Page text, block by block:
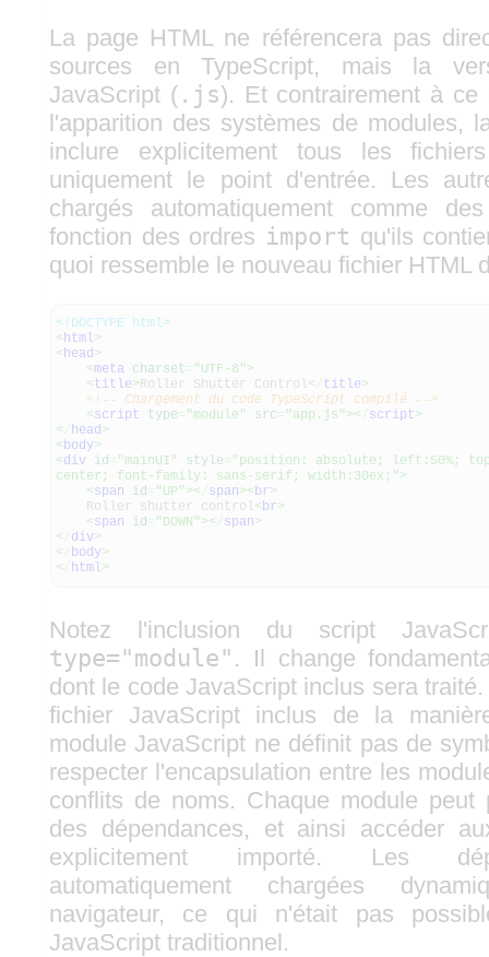
La page HTML ne référencera pas
sources en TypeScript, mais la
JavaScript (.js). Et contrairement à
l'apparition des systèmes de modules,
inclure explicitement tous les
uniquement le point d'entrée. Les
chargés automatiquement comme
fonction des ordres import qu'ils
quoi ressemble le nouveau fichier HTML
<!DOCTYPE html>
<html>
<head>
<meta charset= "UTF-8" >
<title>Roller Shutter Control</ title>
<!-- Chargement du code TypeScript compilé -->
<script type= "module" src= "app.js" ></ script>
</ head>
<body>
<div id= "mainUI" style= "position: absolute; left:50%;
center; font-family: sans-serif; width:30ex;" >
<span id= "UP" ></ span><br>
Roller shutter control<br>
<span id= "DOWN" ></ span>
</ div>
</ body>
</ html>
Notez l'inclusion du script
type="module" . Il change
dont le code JavaScript inclus sera
fichier JavaScript inclus de la
module JavaScript ne définit pas de
respecter l'encapsulation entre les
conflits de noms. Chaque module peut
des dépendances, et ainsi accéder
explicitement importé. Les
automatiquement chargées
navigateur, ce qui n'était pas
JavaScript traditionnel.